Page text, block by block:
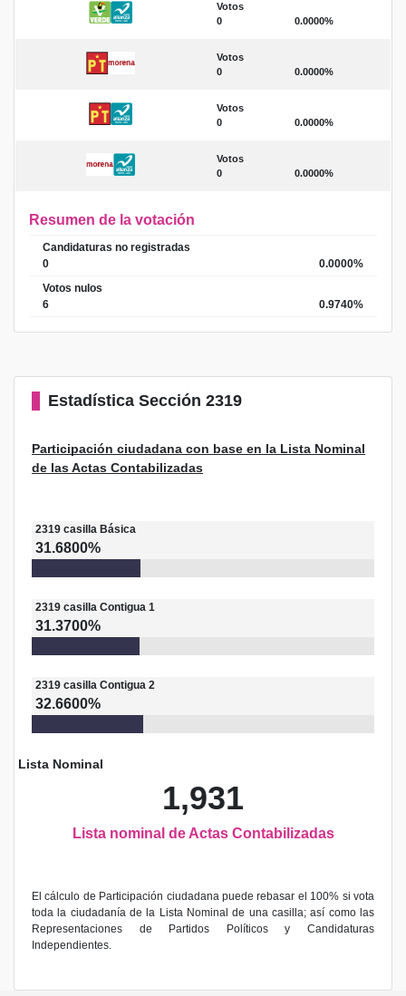
Votos
0
0.0000%
Votos
0
0.0000%
Votos
0
0.0000%
Votos
0
0.0000%
Resumen de la votación
Candidaturas no registradas
0
0.0000%
Votos nulos
6
0.9740%
Estadística Sección 2319
Participación ciudadana con base en la Lista Nominal
de las Actas Contabilizadas
2319 casilla Básica
31.6800%
2319 casilla Contigua 1
31.3700%
2319 casilla Contigua 2
32.6600%
Lista Nominal
1,931
Lista nominal de Actas Contabilizadas
El cálculo de Participación ciudadana puede rebasar el 100% si vota
toda la ciudadanía de la Lista Nominal de una casilla; así como las
Representaciones de Partidos Políticos y Candidaturas
Independientes.